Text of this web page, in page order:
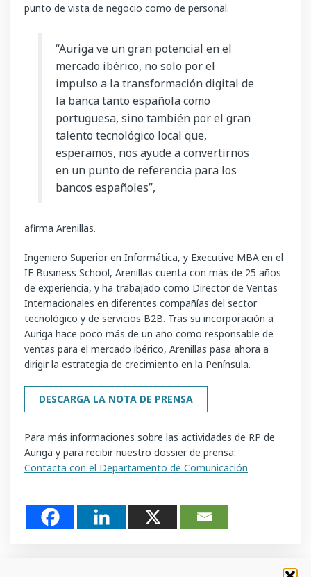
punto de vista de negocio como de personal.
“Auriga ve un gran potencial en el
mercado ibérico, no solo por el
impulso a la transformación digital de
la banca tanto española como
portuguesa, sino también por el gran
talento tecnológico local que,
esperamos, nos ayude a convertirnos
en un punto de referencia para los
bancos españoles”,
afirma Arenillas.
Ingeniero Superior en Informática, y Executive MBA en el
IE Business School, Arenillas cuenta con más de 25 años
de experiencia, y ha trabajado como Director de Ventas
Internacionales en diferentes compañías del sector
tecnológico y de servicios B2B. Tras su incorporación a
Auriga hace poco más de un año como responsable de
ventas para el mercado ibérico, Arenillas pasa ahora a
dirigir la estrategia de crecimiento en la Península.
DESCARGA LA NOTA DE PRENSA
Para más informaciones sobre las actividades de RP de
Auriga y para recibir nuestro dossier de prensa:
Contacta con el Departamento de Comunicación